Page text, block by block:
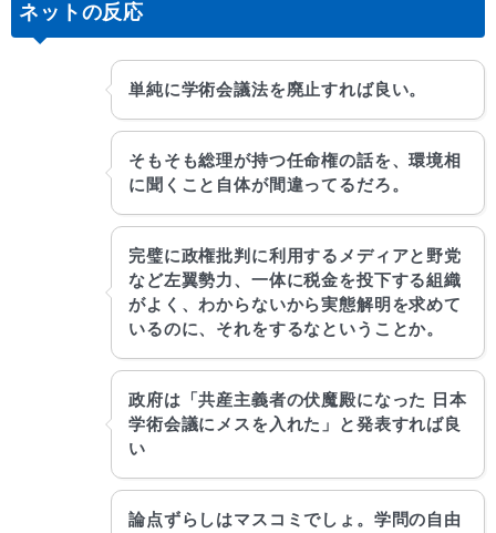
ネットの反応
単純に学術会議法を廃止すれば良い。
そもそも総理が持つ任命権の話を、環境相
に聞くこと自体が間違ってるだろ。
完璧に政権批判に利用するメディアと野党
など左翼勢力、一体に税金を投下する組織
がよく、わからないから実態解明を求めて
いるのに、それをするなということか。
政府は「共産主義者の伏魔殿になった 日本
学術会議にメスを入れた」と発表すれば良
い
論点ずらしはマスコミでしょ。学問の自由